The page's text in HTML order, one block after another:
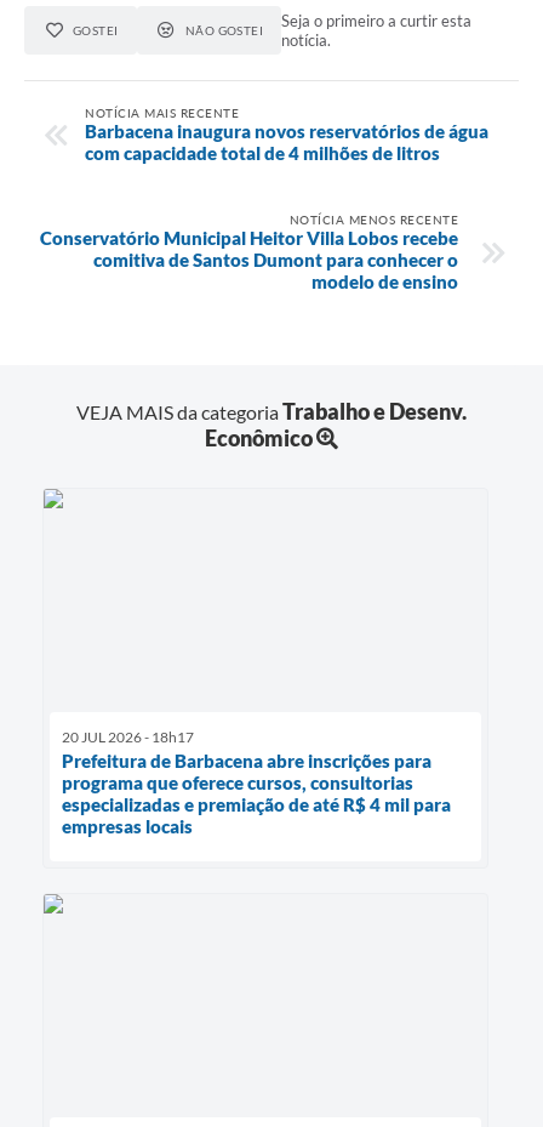
GOSTEI NÃO GOSTEI
Seja o primeiro a curtir esta
notícia.
NOTÍCIA MAIS RECENTE
Barbacena inaugura novos reservatórios de água
com capacidade total de 4 milhões de litros
NOTÍCIA MENOS RECENTE
Conservatório Municipal Heitor Villa Lobos recebe
comitiva de Santos Dumont para conhecer o
modelo de ensino
VEJA MAIS da categoriaTrabalho e Desenv.
Econômico
20 JUL 2026 - 18h17
Prefeitura de Barbacena abre inscrições para
programa que oferece cursos, consultorias
especializadas e premiação de até R$ 4 mil para
empresas locais